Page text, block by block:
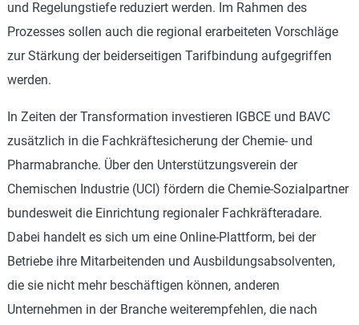
und Regelungstiefe reduziert werden. Im Rahmen des
Prozesses sollen auch die regional erarbeiteten Vorschläge
zur Stärkung der beiderseitigen Tarifbindung aufgegriffen
werden.
In Zeiten der Transformation investieren IGBCE und BAVC
zusätzlich in die Fachkräftesicherung der Chemie- und
Pharmabranche. Über den Unterstützungsverein der
Chemischen Industrie (UCI) fördern die Chemie-Sozialpartner
bundesweit die Einrichtung regionaler Fachkräfteradare.
Dabei handelt es sich um eine Online-Plattform, bei der
Betriebe ihre Mitarbeitenden und Ausbildungsabsolventen,
die sie nicht mehr beschäftigen können, anderen
Unternehmen in der Branche weiterempfehlen, die nach